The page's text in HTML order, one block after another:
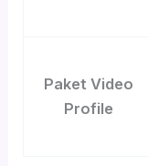
Paket Video
Profile